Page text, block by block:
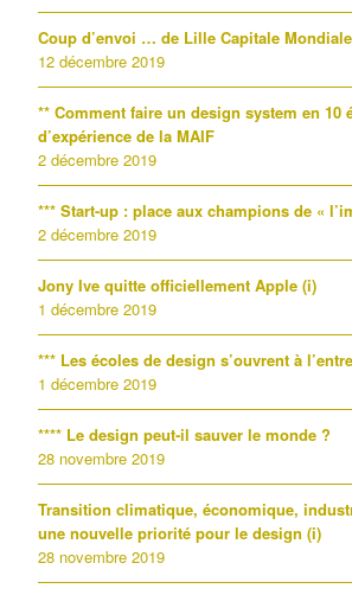
Coup d’envoi … de Lille Capitale
12 décembre 2019
** Comment faire un design system en 10
d’expérience de la MAIF
2 décembre 2019
*** Start-up : place aux champions de «
2 décembre 2019
Jony Ive quitte officiellement Apple (i)
1 décembre 2019
*** Les écoles de design s’ouvrent à
1 décembre 2019
**** Le design peut-il sauver le monde ?
28 novembre 2019
Transition climatique, économique,
une nouvelle priorité pour le design (i)
28 novembre 2019